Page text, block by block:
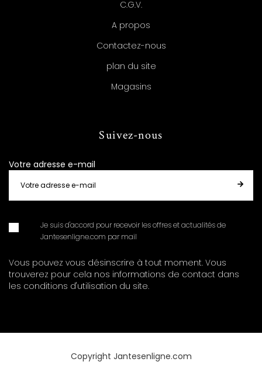
C.G.V.
A propos
Contactez-nous
plan du site
Magasins
Suivez-nous
Votre adresse e-mail
Je suis d'accord pour recevoir les offres et actualités de
Jantesenligne.com par mail
Vous pouvez vous désinscrire à tout moment. Vous
trouverez pour cela nos informations de contact dans
les conditions d'utilisation du site.
Copyright Jantesenligne.com